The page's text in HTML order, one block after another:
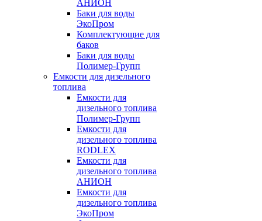
АНИОН
Баки для воды
ЭкоПром
Комплектующие для
баков
Баки для воды
Полимер-Групп
Емкости для дизельного
топлива
Емкости для
дизельного топлива
Полимер-Групп
Емкости для
дизельного топлива
RODLEX
Емкости для
дизельного топлива
АНИОН
Емкости для
дизельного топлива
ЭкоПром